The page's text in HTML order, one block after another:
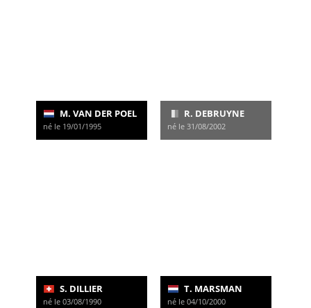
M. VAN DER POEL
né le 19/01/1995
R. DEBRUYNE
né le 31/08/2002
S. DILLIER
né le 03/08/1990
T. MARSMAN
né le 04/10/2000